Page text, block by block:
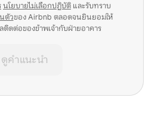
นโยบายไม่เลือกปฏิบัติ และรับทราบ
ตัวของ Airbnb ตลอดจนยินยอมให้
ดต่อของข้าพเจ้ากับฝ่ายอาคาร
ดูคำแนะนำ